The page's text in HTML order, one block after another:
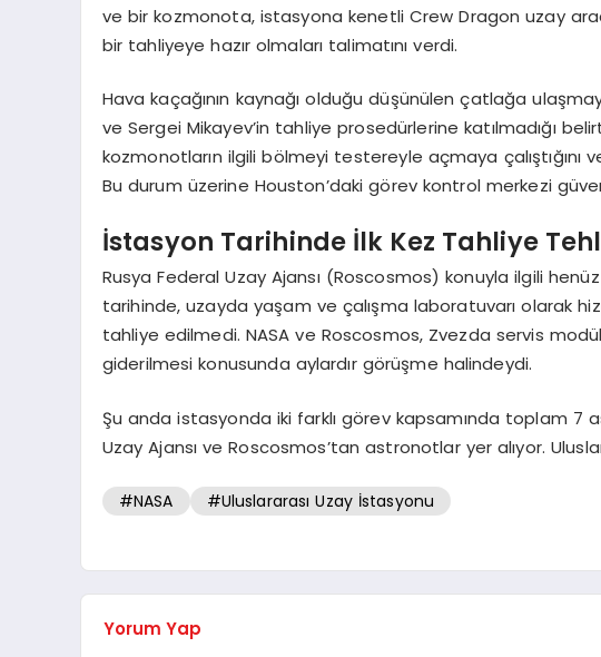
ve bir kozmonota, istasyona kenetli Crew Dragon uzay
bir tahliyeye hazır olmaları talimatını verdi.
Hava kaçağının kaynağı olduğu düşünülen çatlağa
ve Sergei Mikayev’in tahliye prosedürlerine katılmadığı
kozmonotların ilgili bölmeyi testereyle açmaya çalıştığını
Bu durum üzerine Houston’daki görev kontrol merkezi
İstasyon Tarihinde İlk Kez Tahliye
Rusya Federal Uzay Ajansı (Roscosmos) konuyla ilgili henüz
tarihinde, uzayda yaşam ve çalışma laboratuvarı olarak
tahliye edilmedi. NASA ve Roscosmos, Zvezda servis
giderilmesi konusunda aylardır görüşme halindeydi.
Şu anda istasyonda iki farklı görev kapsamında toplam 7
Uzay Ajansı ve Roscosmos’tan astronotlar yer alıyor.
#NASA #Uluslararası Uzay İstasyonu
Yorum Yap